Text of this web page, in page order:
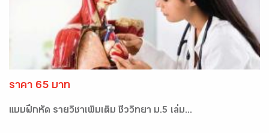
ราคา 65 บาท
แบบฝึกหัด รายวิชาเพิ่มเติม ชีววิทยา ม.5 เล่ม...